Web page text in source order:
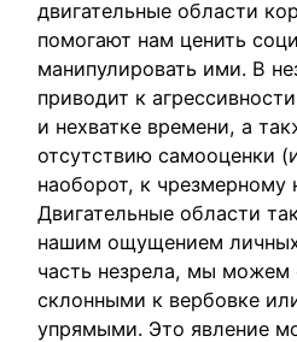
двигательные области
помогают нам ценить
манипулировать ими. В
приводит к
и нехватке времени, а
отсутствию самооценки
наоборот, к чрезмерному
Двигательные области
нашим ощущением личных
часть незрела, мы можем
склонными к вербовке
упрямыми. Это явление